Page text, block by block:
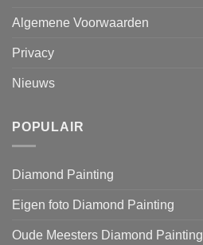
Algemene Voorwaarden
Privacy
Nieuws
POPULAIR
Diamond Painting
Eigen foto Diamond Painting
Oude Meesters Diamond Painting